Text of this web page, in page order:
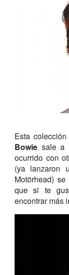
Esta
Bowie sale a
ocurrido con
(ya lanzaron
Motörhead)
que si te
encontrar más